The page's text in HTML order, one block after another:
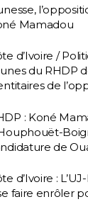
Mamadou
d’Ivoire /
du RHDP
de
: Koné
de
d’Ivoire :
faire enrôler